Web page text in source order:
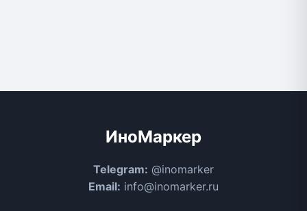
ИноМаркер
Telegram: @inomarker
Email: info@inomarker.ru